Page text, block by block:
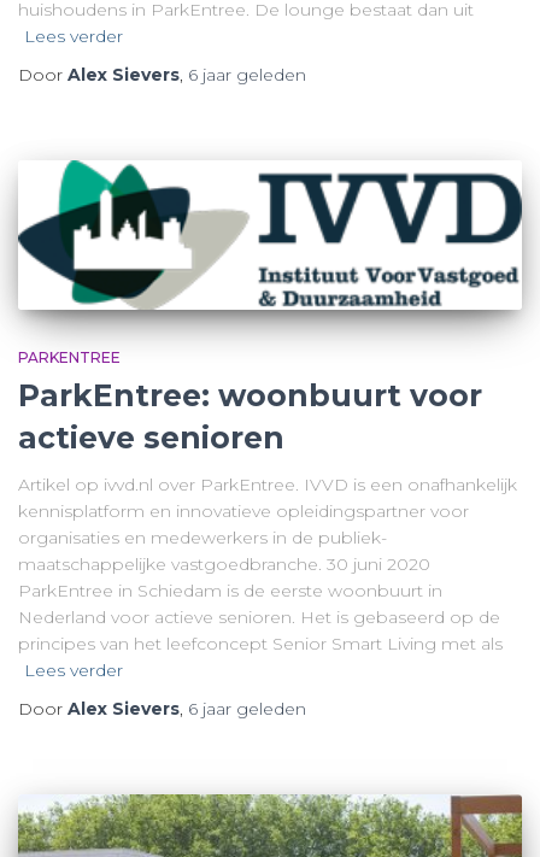
huishoudens in ParkEntree. De lounge bestaat dan uit
Lees verder
Door Alex Sievers, 6 jaar geleden
PARKENTREE
ParkEntree: woonbuurt voor
actieve senioren
Artikel op ivvd.nl over ParkEntree. IVVD is een onafhankelijk
kennisplatform en innovatieve opleidingspartner voor
organisaties en medewerkers in de publiek-
maatschappelijke vastgoedbranche. 30 juni 2020
ParkEntree in Schiedam is de eerste woonbuurt in
Nederland voor actieve senioren. Het is gebaseerd op de
principes van het leefconcept Senior Smart Living met als
Lees verder
Door Alex Sievers, 6 jaar geleden